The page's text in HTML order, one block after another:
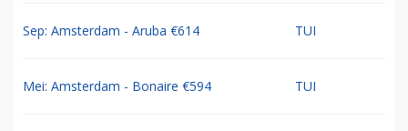
Sep: Amsterdam - Aruba €614 TUI
Mei: Amsterdam - Bonaire €594 TUI